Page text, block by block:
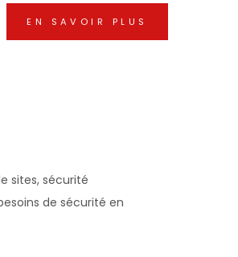
EN SAVOIR PLUS
sites, sécurité
de sécurité en